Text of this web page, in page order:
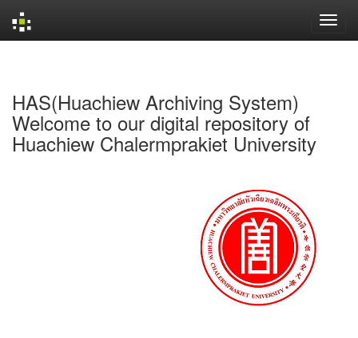
HAS(Huachiew Archiving System)
Welcome to our digital repository of
Huachiew Chalermprakiet University